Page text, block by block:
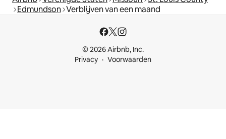
Edmundson Verblijven van een maand
© 2026 Airbnb, Inc.
Privacy
Voorwaarden